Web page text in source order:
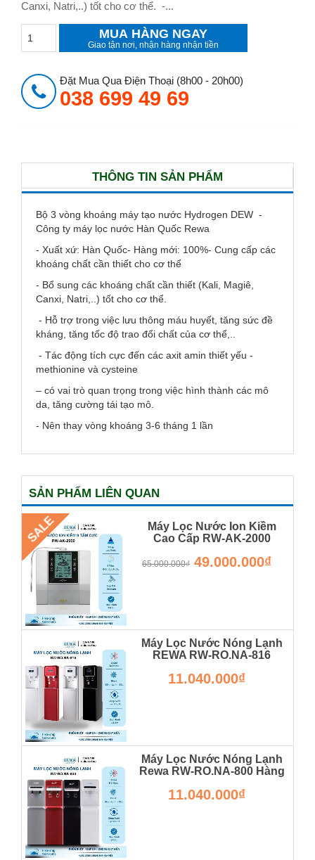
Canxi, Natri,..) tốt cho cơ thể. -...
MUA HÀNG NGAY
Giao tận nơi, nhận hàng nhận tiền
Đặt Mua Qua Điện Thoại (8h00 - 20h00)
038 699 49 69
THÔNG TIN SẢN PHẨM
Bộ 3 vòng khoáng máy tạo nước Hydrogen DEW -
Công ty máy lọc nước Hàn Quốc Rewa
- Xuất xứ: Hàn Quốc- Hàng mới: 100%- Cung cấp các
khoáng chất cần thiết cho cơ thể
- Bổ sung các khoáng chất cần thiết (Kali, Magiê,
Canxi, Natri,..) tốt cho cơ thể.
- Hỗ trợ trong việc lưu thông máu huyết, tăng sức đề
kháng, tăng tốc độ trao đổi chất của cơ thể,..
- Tác động tích cực đến các axit amin thiết yếu -
methionine và cysteine
– có vai trò quan trọng trong việc hình thành các mô
da, tăng cường tái tạo mô.
- Nên thay vòng khoáng 3-6 tháng 1 lần
SẢN PHẨM LIÊN QUAN
SALE
Máy Lọc Nước Ion Kiềm
Cao Cấp RW-AK-2000
65.000.000₫ 49.000.000₫
Máy Lọc Nước Nóng Lạnh
REWA RW-RO.NA-816
RW-RO.NA-820
11.040.000₫
Máy Lọc Nước Nóng Lạnh
Rewa RW-RO.NA-800 Hàng
RW-RO.NA-800
11.040.000₫